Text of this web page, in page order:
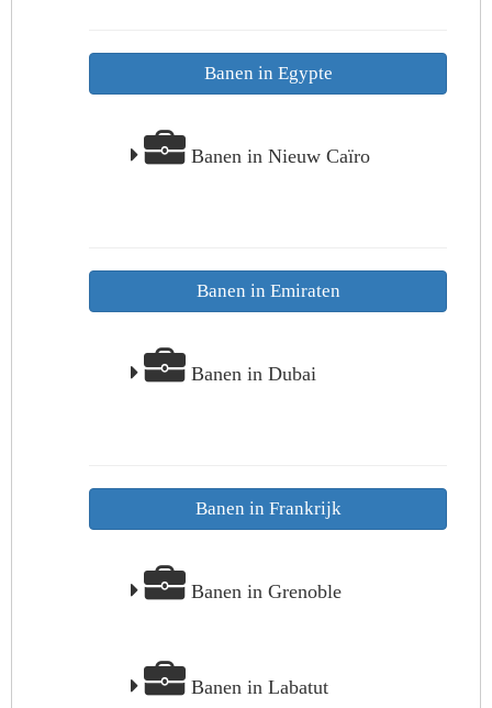
Banen in Egypte
Banen in Nieuw Caïro
Banen in Emiraten
Banen in Dubai
Banen in Frankrijk
Banen in Grenoble
Banen in Labatut